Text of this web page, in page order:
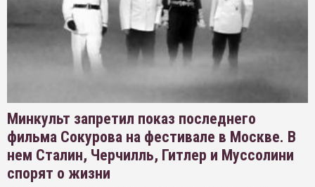
Минкульт запретил показ последнего
фильма Сокурова на фестивале в Москве. В
нем Сталин, Черчилль, Гитлер и Муссолини
спорят о жизни